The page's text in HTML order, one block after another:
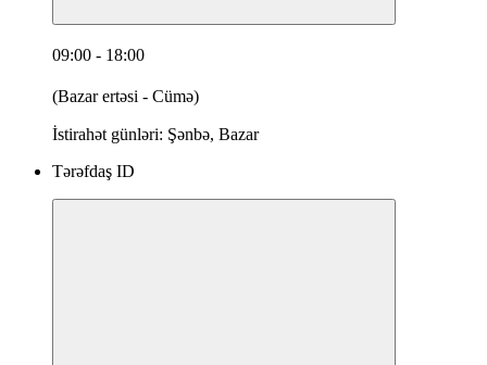
09:00 - 18:00
(Bazar ertəsi - Cümə)
İstirahət günləri: Şənbə, Bazar
Tərəfdaş ID